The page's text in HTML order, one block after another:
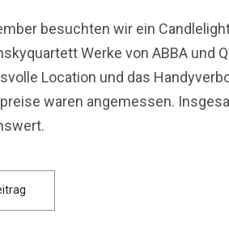
besuchten wir ein
Werke von ABBA und
Location und das
waren angemessen.